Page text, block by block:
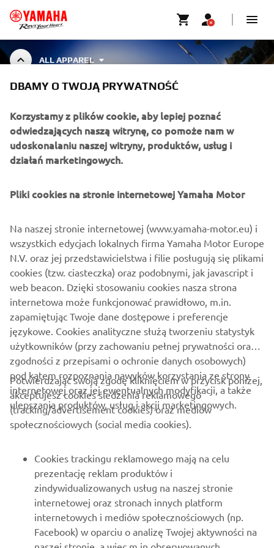
ALL APPAREL
ALL APPAREL
WIĘCEJ YAMAHA
WSPARCIE
NEWSLETTER
Bądź na bieżąco z informacjami o najnowszych ofertach,
wydarzeniach specjalnych, nowościach i nie tylko
SUBSKRYBUJ
przetwarzamy Twoje dane osobowe:Polityka Prywatności
Poland (Polish)
DBAMY O TWOJĄ PRYWATNOŚĆ
Korzystamy z plików cookie, aby lepiej poznać
odwiedzających naszą witrynę, co pomoże nam w
udoskonalaniu naszej witryny, produktów, usług i
działań marketingowych.
Pliki cookies na stronie internetowej Yamaha Motor
Na naszej stronie internetowej (www.yamaha-motor.eu) i
wszystkich edycjach lokalnych firma Yamaha Motor Europe
N.V. oraz jej przedstawicielstwa i filie posługują się plikami
cookies (tzw. ciasteczka) oraz podobnymi, jak javascript i
web beacon. Dzięki stosowaniu cookies nasza strona
internetowa może funkcjonować prawidłowo, m.in.
zapamiętując Twoje dane dostępowe i preferencje
językowe. Cookies analityczne służą tworzeniu statystyk
użytkowników (przy zachowaniu pełnej prywatności oraz
zgodności z przepisami o ochronie danych osobowych)
pod kątem rozpoznania nawyków korzystania ze strony
internetowej oraz jej ewentualnych modyfikacji, a także
ulepszania produktów, usług i akcji marketingowych.
Potwierdzając swoją zgodę kliknięciem w przycisk poniżej,
akceptujesz cookies śledzenia reklamowego
(tracking/advertisement cookies) oraz mediów
społecznościowych (social media cookies).
Cookies trackingu reklamowego mają na celu
prezentację reklam produktów i
zindywidualizowanych usług na naszej stronie
internetowej oraz stronach innych platform
internetowych i mediów społecznościowych (np.
Facebook) w oparciu o analizę Twojej aktywności na